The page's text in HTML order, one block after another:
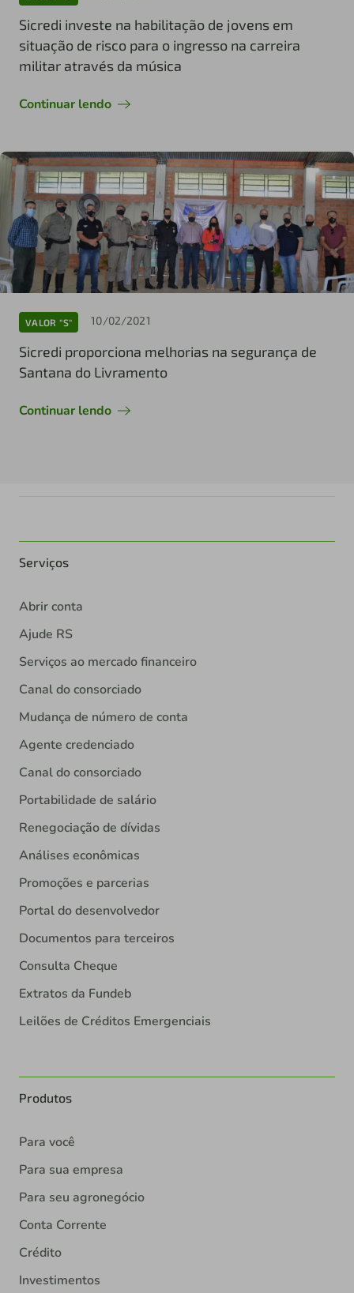
Sicredi investe na habilitação de jovens em
situação de risco para o ingresso na carreira
militar através da música
Continuar lendo
VALOR "S" 10/02/2021
Sicredi proporciona melhorias na segurança de
Santana do Livramento
Continuar lendo
Serviços
Abrir conta
Ajude RS
Serviços ao mercado financeiro
Canal do consorciado
Mudança de número de conta
Agente credenciado
Canal do consorciado
Portabilidade de salário
Renegociação de dívidas
Análises econômicas
Promoções e parcerias
Portal do desenvolvedor
Documentos para terceiros
Consulta Cheque
Extratos da Fundeb
Leilões de Créditos Emergenciais
Produtos
Para você
Para sua empresa
Para seu agronegócio
Conta Corrente
Crédito
Investimentos